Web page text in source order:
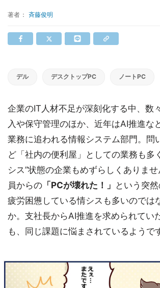
著者： 斉藤俊明
デル デスクトップPC ノートPC
企業のIT人材不足が深刻化する中、数
入や保守管理のほか、近年はAI推進な
業務に追われる情報システム部門。問
ど「社内の便利屋」としての業務も多
シス”状態の企業もめずらしくありま
員からの 「PCが壊れた！」 という突然
疲労困憊している情シスも多いのでは
か。支社長からAI推進を求められてい
も、同じ課題に悩まされているようで